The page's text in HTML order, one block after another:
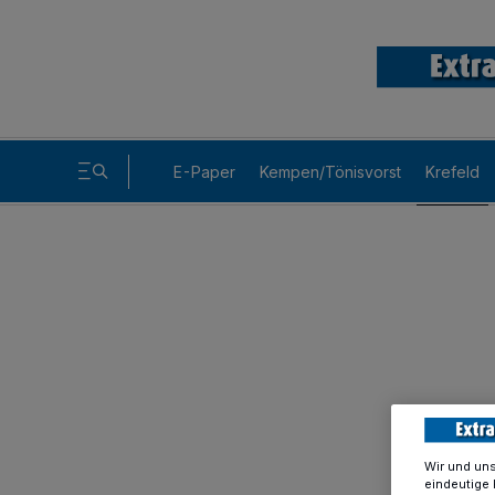
E-Paper Kempen/Tönisvorst Krefeld
Wir und
eindeutige